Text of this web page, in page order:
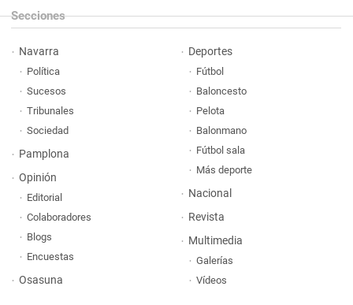
Secciones
Navarra
Política
Sucesos
Tribunales
Sociedad
Pamplona
Opinión
Editorial
Colaboradores
Blogs
Encuestas
Osasuna
Deportes
Fútbol
Baloncesto
Pelota
Balonmano
Fútbol sala
Más deporte
Nacional
Revista
Multimedia
Galerías
Vídeos